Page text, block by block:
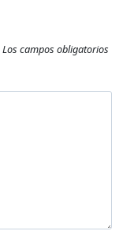
Los campos obligatorios